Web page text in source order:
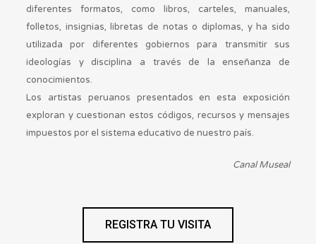
diferentes formatos, como libros, carteles, manuales,
folletos, insignias, libretas de notas o diplomas, y ha sido
utilizada por diferentes gobiernos para transmitir sus
ideologías y disciplina a través de la enseñanza de
conocimientos.
Los artistas peruanos presentados en esta exposición
exploran y cuestionan estos códigos, recursos y mensajes
impuestos por el sistema educativo de nuestro país.
Canal Museal
REGISTRA TU VISITA